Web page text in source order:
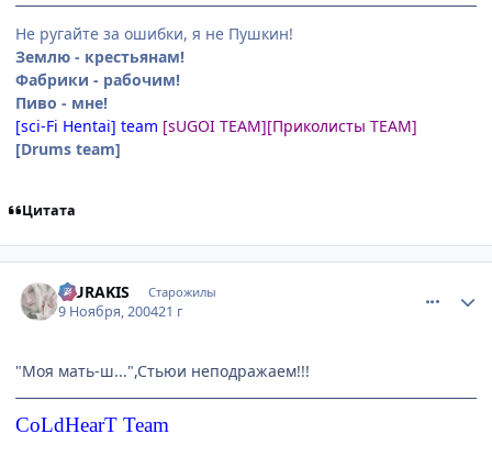
Не ругайте за ошибки, я не Пушкин!
Землю - крестьянам!
Фабрики - рабочим!
Пиво - мне!
[sci-Fi Hentai] team [sUGOI TEAM][Приколисты TEAM]
[Drums team]
Цитата
MURAKIS Старожилы
9 Ноября, 200421 г
"Моя мать-ш...",Стьюи неподражаем!!!
CoLdHearT Team